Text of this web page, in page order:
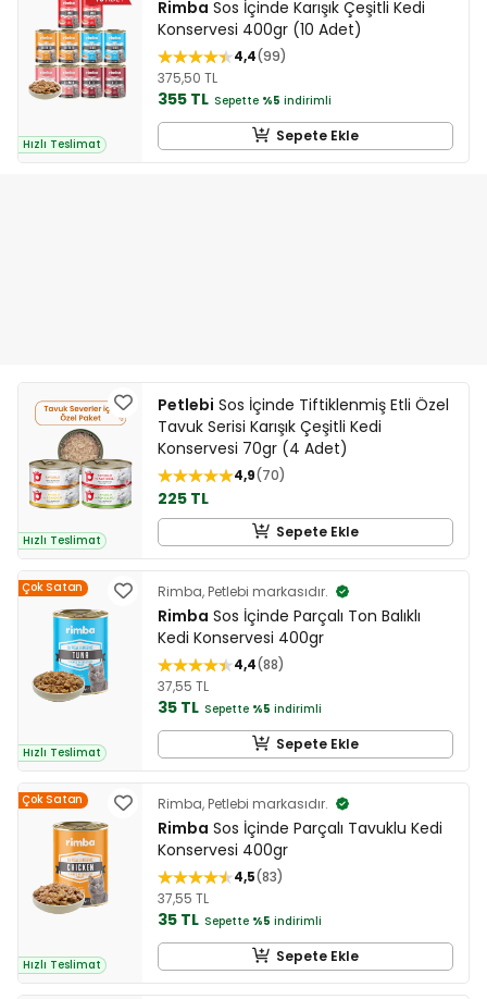
Hızlı Teslimat
Rimba Sos İçinde Karışık Çeşitli Kedi
Konservesi 400gr (10 Adet)
4,4 99
375,50 TL
355 TL Sepette %5 indirimli
Sepete Ekle
Hızlı Teslimat
Petlebi Sos İçinde Tiftiklenmiş Etli Özel
Tavuk Serisi Karışık Çeşitli Kedi
Konservesi 70gr (4 Adet)
4,9 70
225 TL
Sepete Ekle
Çok Satan
Hızlı Teslimat
Rimba, Petlebi markasıdır.
Rimba Sos İçinde Parçalı Ton Balıklı
Kedi Konservesi 400gr
4,4 88
37,55 TL
35 TL Sepette %5 indirimli
Sepete Ekle
Çok Satan
Hızlı Teslimat
Rimba, Petlebi markasıdır.
Rimba Sos İçinde Parçalı Tavuklu Kedi
Konservesi 400gr
4,5 83
37,55 TL
35 TL Sepette %5 indirimli
Sepete Ekle